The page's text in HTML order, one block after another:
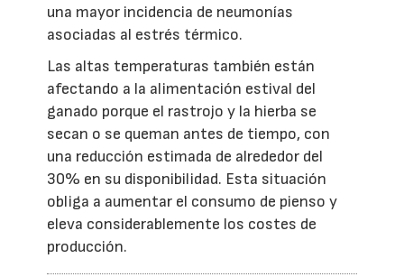
una mayor incidencia de neumonías
asociadas al estrés térmico.
Las altas temperaturas también están
afectando a la alimentación estival del
ganado porque el rastrojo y la hierba se
secan o se queman antes de tiempo, con
una reducción estimada de alrededor del
30% en su disponibilidad. Esta situación
obliga a aumentar el consumo de pienso y
eleva considerablemente los costes de
producción.